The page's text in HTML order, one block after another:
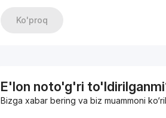
СОСТОЯНИЕ: предчистовая отделка
Вид на Ташкент сити.
Агентство недвижимости: „JZ STAR
График работы; от 10:00 до 19:00.
Дополнительная информация по
Ko'proq
E'lon noto'g'ri
Bizga xabar bering va biz muammoni